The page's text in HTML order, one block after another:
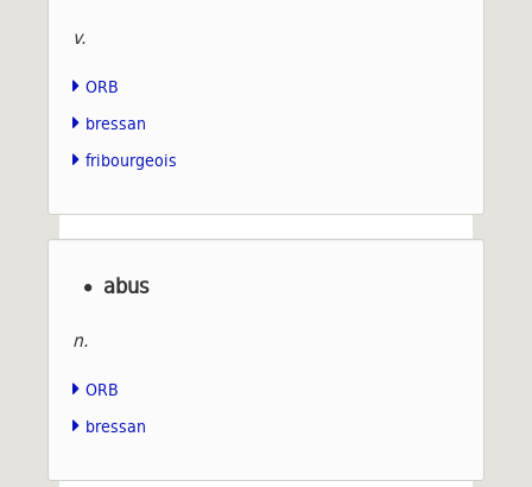
v.
ORB
bressan
fribourgeois
abus
n.
ORB
bressan